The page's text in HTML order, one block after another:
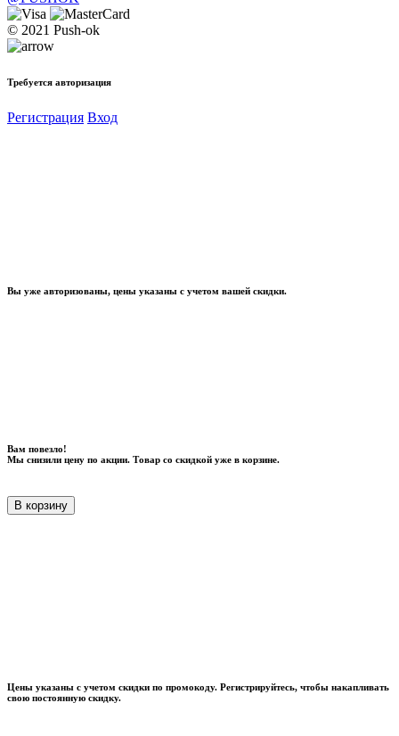
© 2021 Push-ok
Требуется авторизация
Регистрация Вход
Вы уже авторизованы, цены указаны с учетом вашей скидки.
Вам повезло!
Мы снизили цену по акции. Товар со скидкой уже в корзине.
В корзину
Цены указаны с учетом скидки по промокоду. Регистрируйтесь, чтобы накапливать
свою постоянную скидку.